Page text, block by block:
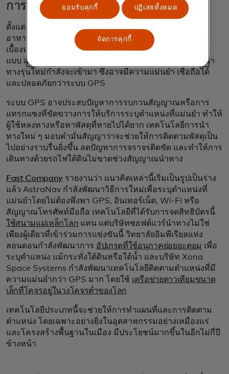
การเบี่ยงเบนจากการนำทางแบบดั้งเดิม
ตั้งแต่การขับรถไปบ้านเพื่อนไปจนถึงการติดตามตำแหน่ง
อาหารสั่งจาก Uber Eats ในช่วงดึก ระบบ GPS ทำงานอยู่
เบื้องหลังเพื่อตอบสนองความต้องการด้านการนำทางทุกรูป
แบบ แต่จะเกิดอะไรขึ้นเมื่อ GPS ขัดข้อง? เทคโนโลยีการนำ
ทางรุ่นใหม่กำลังจะเข้ามา ซึ่งอาจมีความแม่นยำ เชื่อถือได้
และปลอดภัยกว่าระบบ GPS
ระบบ GPS อาจประสบปัญหาการรบกวนสัญญาณหรือการ
แทรกแซงที่ขัดขวางการให้บริการระบุตำแหน่งที่แม่นยำ ทำให้
ผู้ใช้หลงทางหรือหาพัสดุที่หายไปได้ยาก เทคโนโลยีการนำ
ทางใหม่ ๆ มอบคำมั่นสัญญาว่าจะช่วยให้การติดตามพัสดุเป็น
ไปอย่างราบรื่นยิ่งขึ้น ลดปัญหาการจราจรติดขัด และทำให้การ
เดินทางด้วยรถไฟใต้ดินไม่ขาดช่วงสัญญาณนำทาง
Fast Company รายงานว่า แนวคิดเหล่านี้เริ่มเป็นรูปเป็นร่าง
แล้ว AstraNav กำลังพัฒนาวิธีการใหม่เพื่อระบุตำแหน่งที่
แม่นยำโดยไม่ต้องพึ่งพา GPS, อินเทอร์เน็ต, Wi-Fi หรือ
สัญญาณโทรศัพท์มือถือ เทคโนโลยีที่ได้รับการจดสิทธิบัตรนี้
ใช้สนามแม่เหล็กโลก แทน แต่บริษัทซอฟต์แวร์นำทางไม่ใช่
เพียงผู้เดียวที่เข้าร่วมการแข่งขันนี้ วิทยาลัยอิมพีเรียลแห่ง
ลอนดอนกำลังพัฒนาการ อัปเกรดที่ใช้อนุภาคย่อยอะตอม เพื่อ
ระบุตำแหน่ง แม้กระทั่งใต้ดินหรือใต้น้ำ และบริษัท Xona
Space Systems กำลังพัฒนาเทคโนโลยีติดตามตำแหน่งที่มี
ความแม่นยำกว่า GPS มาก โดยใช้ เครือข่ายดาวเทียมขนาด
เล็กที่โคจรอยู่ในวงโคจรต่ำของโลก
เทคโนโลยีประเภทนี้จะช่วยให้การทำแผนที่และการติดตาม
ตำแหน่ง โดยเฉพาะอย่างยิ่งในอุตสาหกรรมอย่างเหมืองแร่
และโครงสร้างพื้นฐานในเมือง มีประโยชน์มากขึ้นในอีกไม่กี่ปี
ข้างหน้า
ยอมรับคุกกี้ ปฏิเสธทั้งหมด
จัดการคุกกี้